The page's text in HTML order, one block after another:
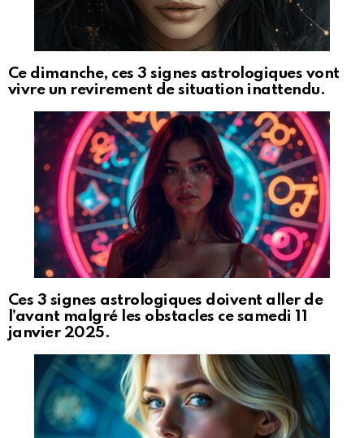
Ce dimanche, ces 3 signes astrologiques vont
vivre un revirement de situation inattendu.
Ces 3 signes astrologiques doivent aller de
l’avant malgré les obstacles ce samedi 11
janvier 2025.